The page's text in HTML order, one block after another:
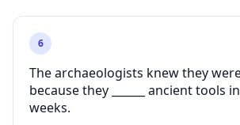
6
The archaeologists knew they
because they ______ ancient tools
weeks.